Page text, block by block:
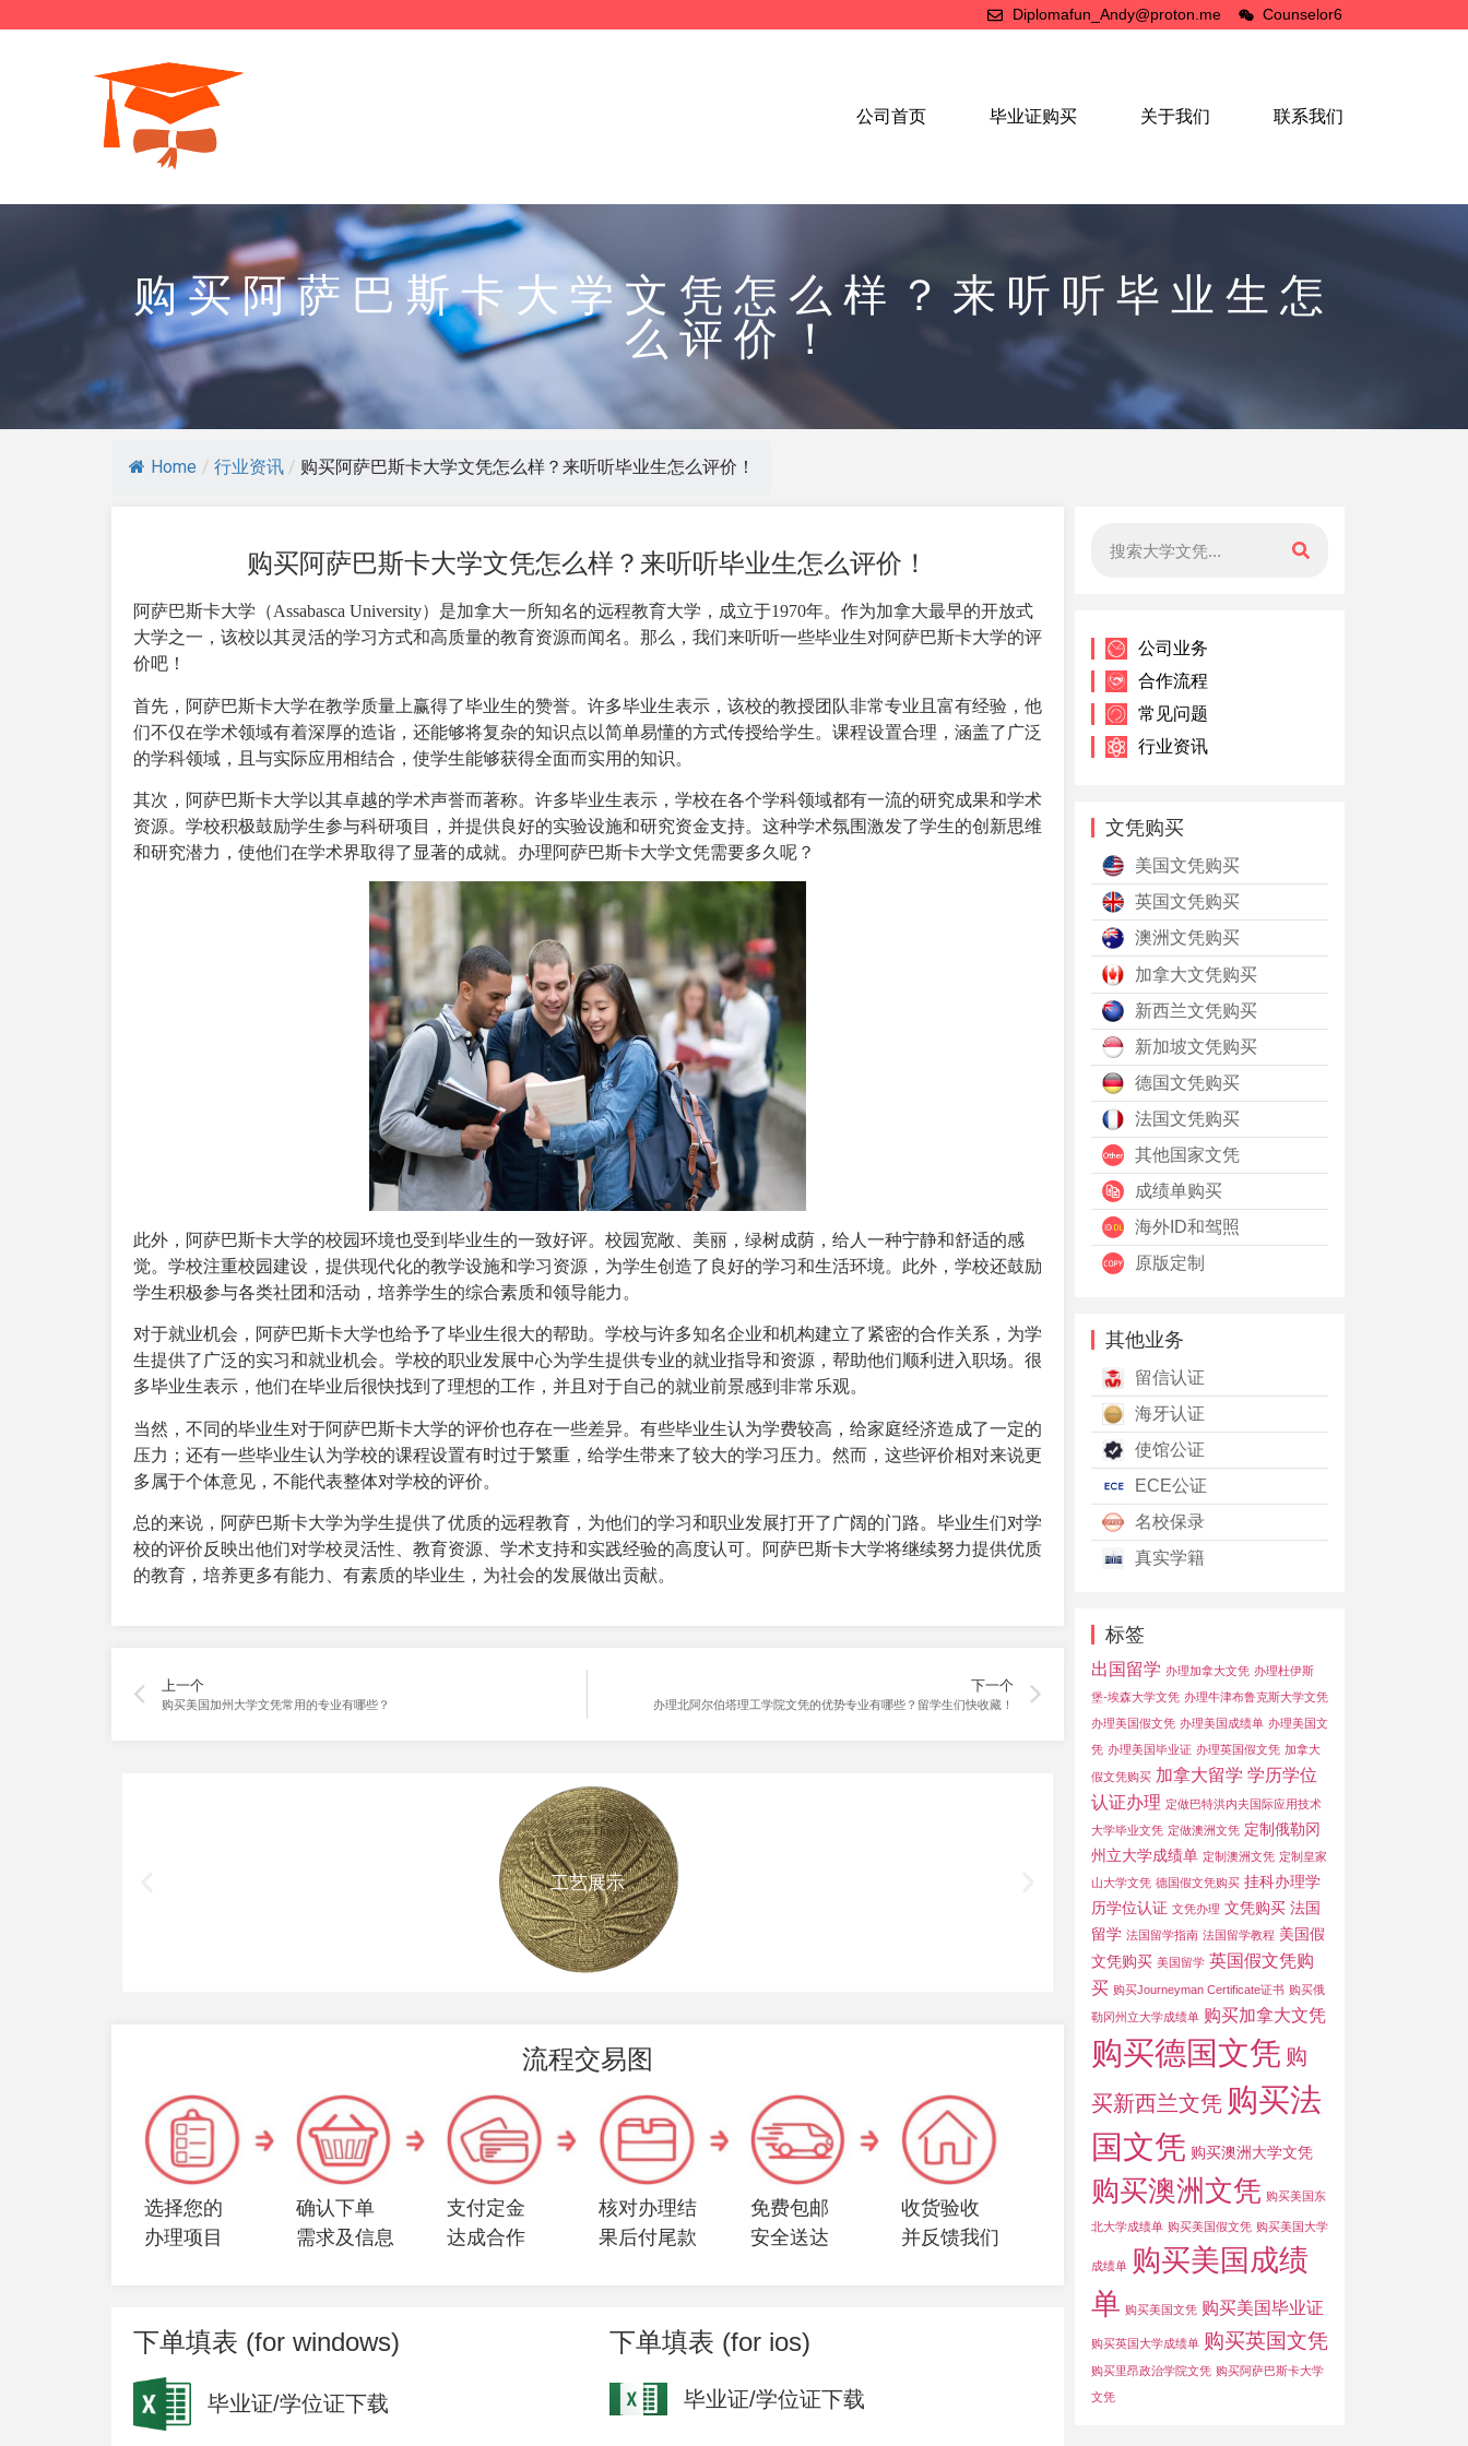
Diplomafun_Andy@proton.me Counselor6
公司首页 毕业证购买 关于我们 联系我们
购买阿萨巴斯卡大学文凭怎么样？来听听毕业生怎
么评价！
Home / 行业资讯 / 购买阿萨巴斯卡大学文凭怎么样？来听听毕业生怎么评价！
购买阿萨巴斯卡大学文凭怎么样？来听听毕业生怎么评价！
阿萨巴斯卡大学（Assabasca University）是加拿大一所知名的远程教育大学，成立于1970年。作为加拿大最早的开放式
大学之一，该校以其灵活的学习方式和高质量的教育资源而闻名。那么，我们来听听一些毕业生对阿萨巴斯卡大学的评
价吧！
首先，阿萨巴斯卡大学在教学质量上赢得了毕业生的赞誉。许多毕业生表示，该校的教授团队非常专业且富有经验，他
们不仅在学术领域有着深厚的造诣，还能够将复杂的知识点以简单易懂的方式传授给学生。课程设置合理，涵盖了广泛
的学科领域，且与实际应用相结合，使学生能够获得全面而实用的知识。
其次，阿萨巴斯卡大学以其卓越的学术声誉而著称。许多毕业生表示，学校在各个学科领域都有一流的研究成果和学术
资源。学校积极鼓励学生参与科研项目，并提供良好的实验设施和研究资金支持。这种学术氛围激发了学生的创新思维
和研究潜力，使他们在学术界取得了显著的成就。 办理阿萨巴斯卡大学文凭需要多久呢？
此外，阿萨巴斯卡大学的校园环境也受到毕业生的一致好评。校园宽敞、美丽，绿树成荫，给人一种宁静和舒适的感
觉。学校注重校园建设，提供现代化的教学设施和学习资源，为学生创造了良好的学习和生活环境。此外，学校还鼓励
学生积极参与各类社团和活动，培养学生的综合素质和领导能力。
对于就业机会，阿萨巴斯卡大学也给予了毕业生很大的帮助。学校与许多知名企业和机构建立了紧密的合作关系，为学
生提供了广泛的实习和就业机会。学校的职业发展中心为学生提供专业的就业指导和资源，帮助他们顺利进入职场。很
多毕业生表示，他们在毕业后很快找到了理想的工作，并且对于自己的就业前景感到非常乐观。
当然，不同的毕业生对于阿萨巴斯卡大学的评价也存在一些差异。有些毕业生认为学费较高，给家庭经济造成了一定的
压力；还有一些毕业生认为学校的课程设置有时过于繁重，给学生带来了较大的学习压力。然而，这些评价相对来说更
多属于个体意见，不能代表整体对学校的评价。
总的来说，阿萨巴斯卡大学为学生提供了优质的远程教育，为他们的学习和职业发展打开了广阔的门路。毕业生们对学
校的评价反映出他们对学校灵活性、教育资源、学术支持和实践经验的高度认可。阿萨巴斯卡大学将继续努力提供优质
的教育，培养更多有能力、有素质的毕业生，为社会的发展做出贡献。
上一个
购买美国加州大学文凭常用的专业有哪些？
下一个
办理北阿尔伯塔理工学院文凭的优势专业有哪些？留学生们快收藏！
工艺展示
流程交易图
选择您的
办理项目
确认下单
需求及信息
支付定金
达成合作
核对办理结
果后付尾款
免费包邮
安全送达
收货验收
并反馈我们
下单填表 (for windows)
毕业证/学位证下载
下单填表 (for ios)
毕业证/学位证下载
公司业务
合作流程
常见问题
行业资讯
文凭购买
美国文凭购买
英国文凭购买
澳洲文凭购买
加拿大文凭购买
新西兰文凭购买
新加坡文凭购买
德国文凭购买
法国文凭购买
其他国家文凭
成绩单购买
海外ID和驾照
原版定制
其他业务
留信认证
海牙认证
使馆公证
ECE公证
名校保录
真实学籍
标签
出国留学 办理加拿大文凭 办理杜伊斯
堡-埃森大学文凭 办理牛津布鲁克斯大学文凭
办理美国假文凭 办理美国成绩单 办理美国文
凭 办理美国毕业证 办理英国假文凭 加拿大
假文凭购买 加拿大留学 学历学位
认证办理 定做巴特洪内夫国际应用技术
大学毕业文凭 定做澳洲文凭 定制俄勒冈
州立大学成绩单 定制澳洲文凭 定制皇家
山大学文凭 德国假文凭购买 挂科办理学
历学位认证 文凭办理 文凭购买 法国
留学 法国留学指南 法国留学教程 美国假
文凭购买 美国留学 英国假文凭购
买 购买Journeyman Certificate证书 购买俄
勒冈州立大学成绩单 购买加拿大文凭
购买德国文凭 购
买新西兰文凭 购买法
国文凭 购买澳洲大学文凭
购买澳洲文凭 购买美国东
北大学成绩单 购买美国假文凭 购买美国大学
成绩单 购买美国成绩
单 购买美国文凭 购买美国毕业证
购买英国大学成绩单 购买英国文凭
购买里昂政治学院文凭 购买阿萨巴斯卡大学
文凭